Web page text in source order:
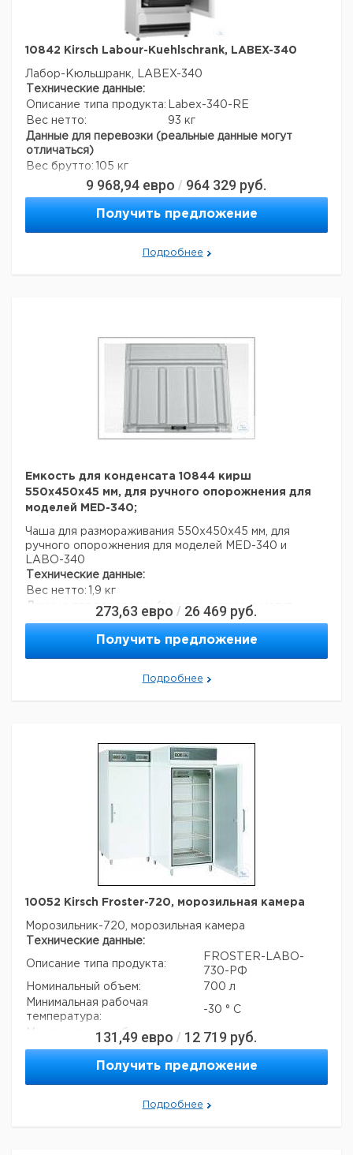
10842 Kirsch Labour-Kuehlschrank, LABEX-340
Лабор-Кюльшранк, LABEX-340
Технические данные:
Описание типа продукта:
Labex-340-RE
Вес нетто:
93 кг
Данные для перевозки (реальные данные могут
отличаться)
Вес брутто: 105 кг
9 968,94 евро / 964 329 руб.
Получить предложение
Подробнее
Емкость для конденсата 10844 кирш
550x450x45 мм, для ручного опорожнения для
моделей MED-340;
Чаша для размораживания 550x450x45 мм, для
ручного опорожнения для моделей MED-340 и
LABO-340
Технические данные:
Вес нетто: 1,9 кг
Данные для перевозки (реальные данные могут
273,63 евро / 26 469 руб.
Получить предложение
Подробнее
10052 Kirsch Froster-720, морозильная камера
Морозильник-720, морозильная камера
Технические данные:
Описание типа продукта:
FROSTER-LABO-
730-РФ
Номинальный объем:
700 л
Минимальная рабочая
температура:
-30 ° C
Максимальная рабочая
-5 ° C
165 кг
Страна происхождения:Германия
131,49 евро / 12 719 руб.
Получить предложение
Подробнее